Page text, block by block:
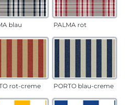
blau PALMA rot
rot-creme PORTO blau-creme